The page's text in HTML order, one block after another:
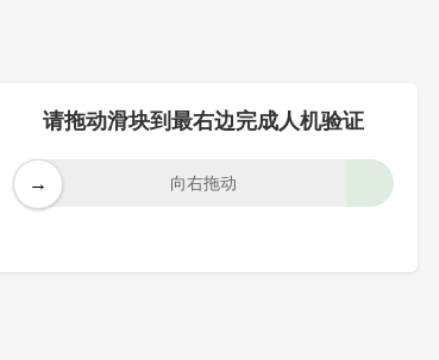
请拖动滑块到最右边完成人机验证
→ 向右拖动